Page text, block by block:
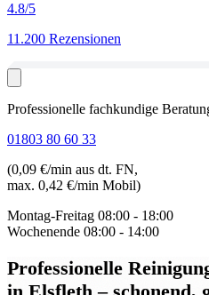
4.8/5
11.200 Rezensionen
Professionelle fachkundige
01803 80 60 33
(0,09 €/min aus dt. FN,
max. 0,42 €/min Mobil)
Montag-Freitag 08:00 - 18:00
Wochenende 08:00 - 14:00
Professionelle